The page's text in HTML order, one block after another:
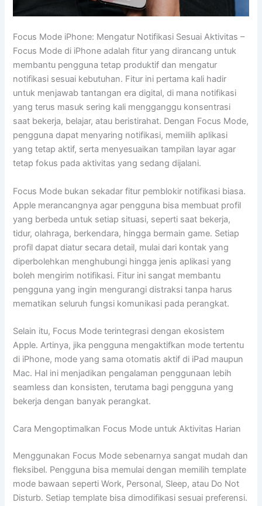
Focus Mode iPhone: Mengatur Notifikasi Sesuai Aktivitas –
Focus Mode di iPhone adalah fitur yang dirancang untuk
membantu pengguna tetap produktif dan mengatur
notifikasi sesuai kebutuhan. Fitur ini pertama kali hadir
untuk menjawab tantangan era digital, di mana notifikasi
yang terus masuk sering kali mengganggu konsentrasi
saat bekerja, belajar, atau beristirahat. Dengan Focus Mode,
pengguna dapat menyaring notifikasi, memilih aplikasi
yang tetap aktif, serta menyesuaikan tampilan layar agar
tetap fokus pada aktivitas yang sedang dijalani.
Focus Mode bukan sekadar fitur pemblokir notifikasi biasa.
Apple merancangnya agar pengguna bisa membuat profil
yang berbeda untuk setiap situasi, seperti saat bekerja,
tidur, olahraga, berkendara, hingga bermain game. Setiap
profil dapat diatur secara detail, mulai dari kontak yang
diperbolehkan menghubungi hingga jenis aplikasi yang
boleh mengirim notifikasi. Fitur ini sangat membantu
pengguna yang ingin mengurangi distraksi tanpa harus
mematikan seluruh fungsi komunikasi pada perangkat.
Selain itu, Focus Mode terintegrasi dengan ekosistem
Apple. Artinya, jika pengguna mengaktifkan mode tertentu
di iPhone, mode yang sama otomatis aktif di iPad maupun
Mac. Hal ini menjadikan pengalaman penggunaan lebih
seamless dan konsisten, terutama bagi pengguna yang
bekerja dengan banyak perangkat.
Cara Mengoptimalkan Focus Mode untuk Aktivitas Harian
Menggunakan Focus Mode sebenarnya sangat mudah dan
fleksibel. Pengguna bisa memulai dengan memilih template
mode bawaan seperti Work, Personal, Sleep, atau Do Not
Disturb. Setiap template bisa dimodifikasi sesuai preferensi.